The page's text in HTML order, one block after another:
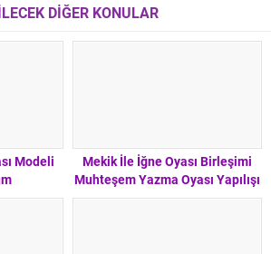
DİĞER KONULAR
Modeli
Mekik İle İğne Oyası Birleşimi
Muhteşem Yazma Oyası Yapılışı
Videolu Anlatım